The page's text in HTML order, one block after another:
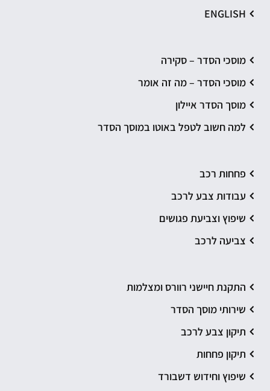
ENGLISH
מוסכי הסדר – סקירה
מוסכי הסדר – מה זה אומר
מוסך הסדר איילון
למה חשוב לטפל באוטו במוסך הסדר
פחחות רכב
עבודות צבע לרכב
שיפוץ וצביעת פגושים
צביעה לרכב
התקנת חיישני רוורס ומצלמות
שירותי מוסך הסדר
תיקון צבע לרכב
תיקון פחחות
שיפוץ וחידוש דשבורד